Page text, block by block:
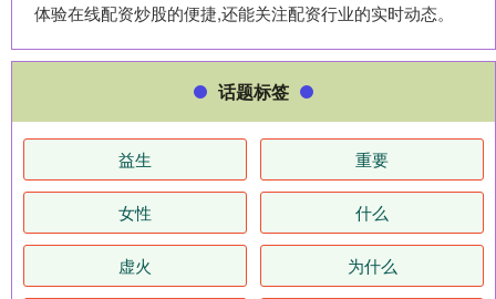
体验在线配资炒股的便捷,还能关注配资行业的实时动态。
话题标签
益生 重要
女性 什么
虚火 为什么